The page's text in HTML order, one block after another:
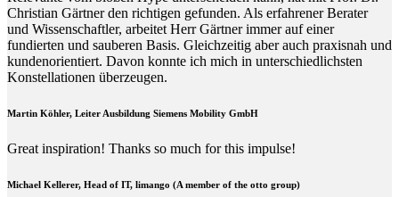
Christian Gärtner den richtigen gefunden. Als erfahrener Berater
und Wissenschaftler, arbeitet Herr Gärtner immer auf einer
fundierten und sauberen Basis. Gleichzeitig aber auch praxisnah und
kundenorientiert. Davon konnte ich mich in unterschiedlichsten
Konstellationen überzeugen.
Martin Köhler, Leiter Ausbildung Siemens Mobility GmbH
Great inspiration! Thanks so much for this impulse!
Michael Kellerer, Head of IT, limango (A member of the otto group)